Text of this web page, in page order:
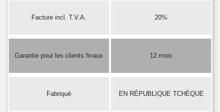
Facture incl. T.V.A. 20%
Garantie pour les clients finaux 12 mois
Fabriqué EN RÉPUBLIQUE TCHÈQUE